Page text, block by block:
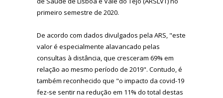
primeiro semestre de 2020.
De acordo com dados divulgados pela ARS, "este
valor é especialmente alavancado pelas
consultas à distância, que cresceram 69% em
relação ao mesmo período de 2019". Contudo, é
também reconhecido que "o impacto da covid-19
fez-se sentir na redução em 11% do total destas